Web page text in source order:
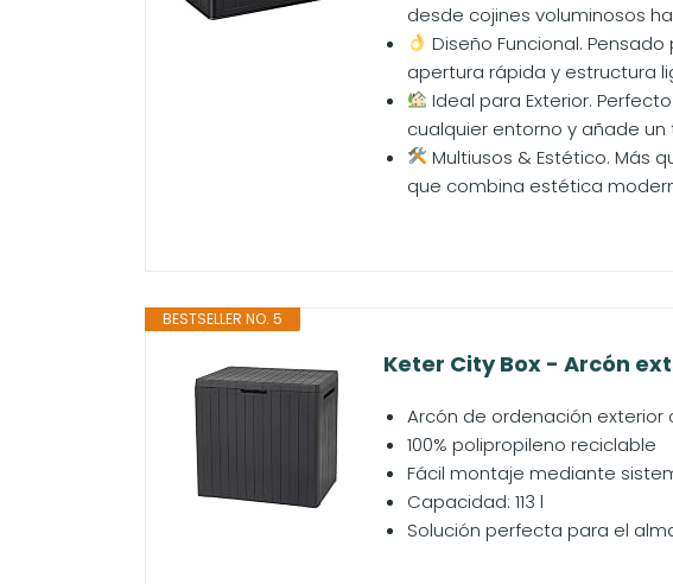
desde cojines voluminosos
Diseño Funcional.
apertura rápida y estructura
Ideal para Exterior.
cualquier entorno y añade un
Multiusos & Estético. Más
que combina estética
BESTSELLER NO. 5
Keter City Box - Arcón
Arcón de ordenación
100% polipropileno reciclable
Fácil montaje mediante
Capacidad: 113 l
Solución perfecta para el